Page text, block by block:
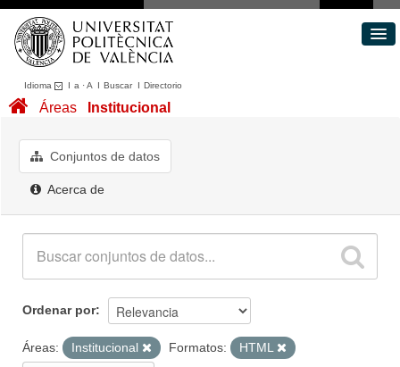
Idioma I a ·A I BuscarI Directorio
Conjuntos de datos
Acerca de
Áreas Institucional
Conjuntos de datos
Acerca de
Ordenar por
Áreas: Institucional Formatos:
HTML